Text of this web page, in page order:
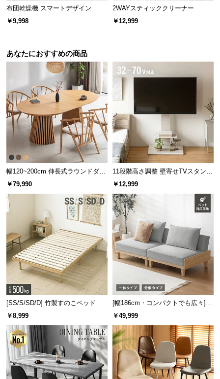
会
約
い
て
お
サ
ポ
お
知
ら
ブ
ロ
グ
企
業
布団乾燥機 スマートデザイン
￥9,998
2WAYスティッククリーナー
￥12,999
あなたにおすすめの商品
幅120~200cm 伸長式ラウンドダイ
ニングテーブル 6人掛け 天然木突
￥79,990
11段階高さ調整 壁寄せTVスタンド
キャスター付き 上下左右角度調節
￥12,999
[SS/S/SD/D] 竹製すのこベッド
￥8,999
[幅186cm・コンパクトでも広々] 3
人掛けソファベッド リクライニン
￥49,999